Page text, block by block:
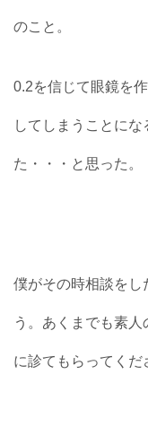
のこと。
0.2を信じて眼鏡を
してしまうことに
た・・・と思った。
僕がその時相談をし
う。あくまでも素
に診てもらってくだ